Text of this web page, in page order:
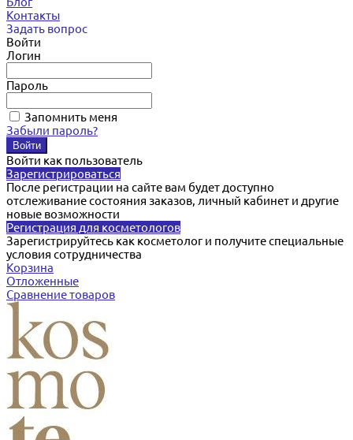
Контакты
Задать вопрос
Войти
Логин
Пароль
Запомнить меня
Забыли пароль?
Войти как пользователь
Зарегистрироваться
После регистрации на сайте вам будет доступно
отслеживание состояния заказов, личный кабинет и другие
новые возможности
Регистрация для косметологов
Зарегистрируйтесь как косметолог и получите специальные
условия сотрудничества
Корзина
Отложенные
Сравнение товаров